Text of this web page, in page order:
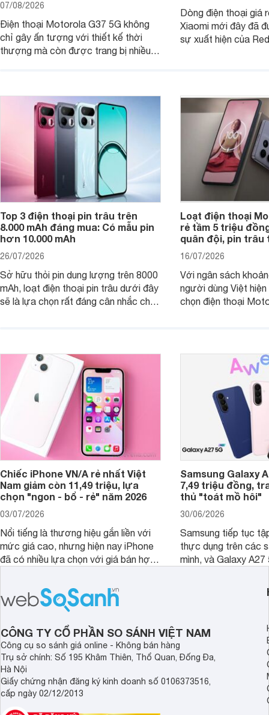
07/08/2026
Điện thoại Motorola G37 5G không
chỉ gây ấn tượng với thiết kế thời
thượng mà còn được trang bị nhiều
Dòng điện thoại giá
Xiaomi mới đây đã
sự xuất hiện của
Top 3 điện thoại pin trâu trên
8.000 mAh đáng mua: Có mẫu pin
hơn 10.000 mAh
26/07/2026
Sở hữu thỏi pin dung lượng trên 8000
mAh, loạt điện thoại pin trâu dưới đây
sẽ là lựa chọn rất đáng cân nhắc cho
Loạt điện thoại
rẻ tầm 5 triệu
quân đội, pin trâu
16/07/2026
Với ngân sách
người dùng Việt
chọn điện thoại
Chiếc iPhone VN/A rẻ nhất Việt
Nam giảm còn 11,49 triệu, lựa
chọn "ngon - bổ - rẻ" năm 2026
03/07/2026
Nổi tiếng là thương hiệu gắn liền với
mức giá cao, nhưng hiện nay iPhone
đã có nhiều lựa chọn với giá bán hợp
cận sản phẩm chính hãng.
Samsung Galaxy
7,49 triệu đồng,
thủ "toát mồ hôi"
30/06/2026
Samsung tiếp tục
thực dụng trên các
mình, và Galaxy
tới cho người dùng
lượng với nhiều
CÔNG TY CỔ PHẦN SO SÁNH VIỆT NAM
Công cụ so sánh giá online - Không bán hàng
Trụ sở chính: Số 195 Khâm Thiên, Thổ Quan, Đống Đa,
Hà Nội
Giấy chứng nhận đăng ký kinh doanh số 0106373516,
cấp ngày 02/12/2013